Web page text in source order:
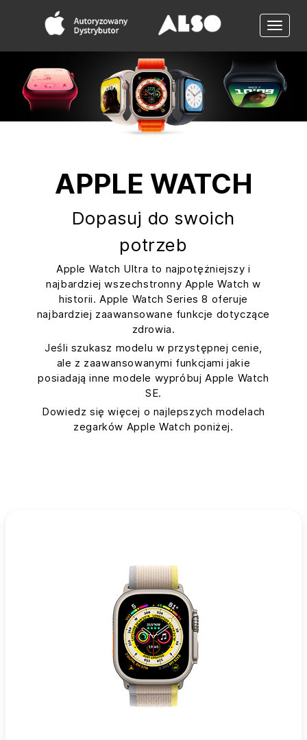
Toggle
APPLE WATCH
Dopasuj do swoich
potrzeb
Apple Watch Ultra to najpotężniejszy i
najbardziej wszechstronny Apple Watch w
historii. Apple Watch Series 8 oferuje
najbardziej zaawansowane funkcje dotyczące
zdrowia.
Jeśli szukasz modelu w przystępnej cenie,
ale z zaawansowanymi funkcjami jakie
posiadają inne modele wypróbuj Apple Watch
SE.
Dowiedz się więcej o najlepszych modelach
zegarków Apple Watch poniżej.